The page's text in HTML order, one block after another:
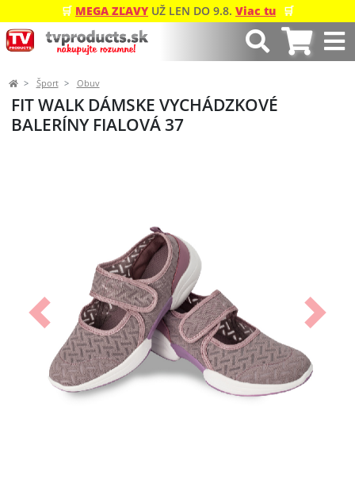
🛒 MEGA ZĽAVY UŽ LEN DO 9.8. Viac tu 🛒
Šport Obuv
FIT WALK DÁMSKE VYCHÁDZKOVÉ
BALERÍNY FIALOVÁ 37
Predchádzajúci Ďalší